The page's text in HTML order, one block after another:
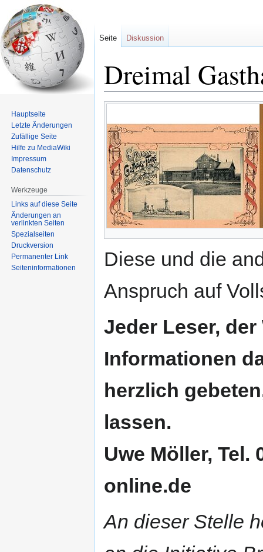
Dreimal
Zur
springen
Zur
springen
Diese und die
Anspruch auf
Jeder Leser,
Informationen
herzlich
lassen.
Uwe Möller, Tel.
online.de
An dieser Stelle
Seite Diskussion
Hauptseite
Letzte Änderungen
Zufällige Seite
Hilfe zu MediaWiki
Impressum
Datenschutz
Werkzeuge
Links auf diese Seite
Änderungen an
verlinkten Seiten
Spezialseiten
Druckversion
Permanenter Link
Seiten­informationen